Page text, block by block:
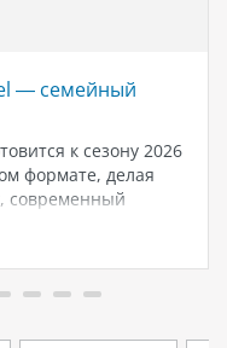
— семейный
к сезону 2026
формате, делая
современный
выбором для тех,